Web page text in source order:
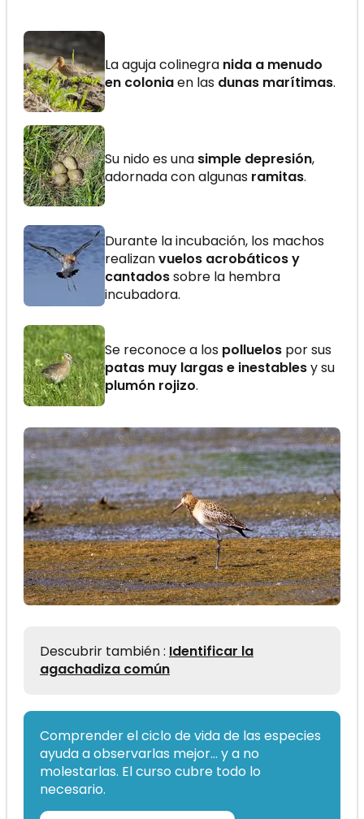
La aguja colinegra nida a menudo
en coloniaen las dunas marítimas.
Su nido es una simple depresión,
adornada con algunas ramitas.
Durante la incubación, los machos
realizanvuelos acrobáticos y
cantadossobre la hembra
incubadora.
Se reconoce a los polluelos por sus
patas muy largas e inestablesy su
plumón rojizo.
Descubrir también : Identificar la
agachadiza común
Comprender el ciclo de vida de las especies
ayuda a observarlas mejor… y a no
molestarlas. El curso cubre todo lo
necesario.